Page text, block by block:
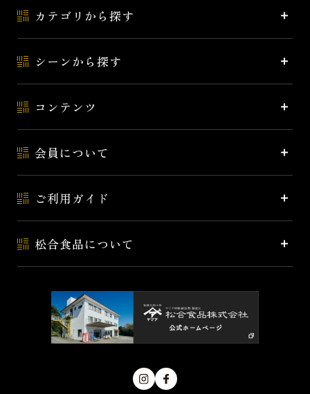
カテゴリから探す
シーンから探す
コンテンツ
会員について
ご利用ガイド
松合食品について